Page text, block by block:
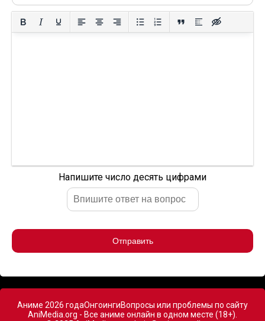
Напишите число десять цифрами
Отправить
Аниме 2026 годаОнгоингиВопросы или проблемы по сайту
AniMedia.org - Все аниме онлайн в одном месте (18+).